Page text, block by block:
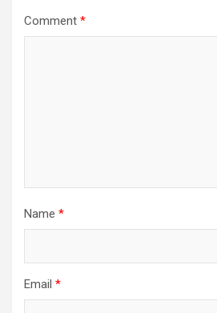
Comment *
Name *
Email *